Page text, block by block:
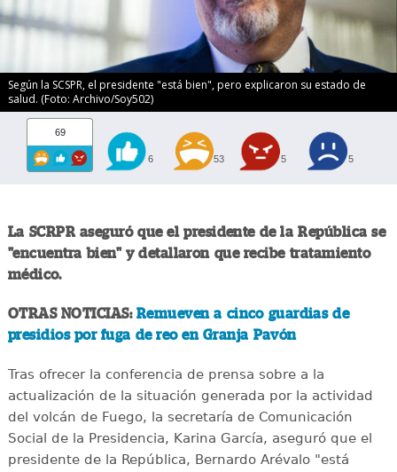
Según la SCSPR, el presidente "está bien", pero explicaron su estado de
salud. (Foto: Archivo/Soy502)
69
6 53 5 5
La SCRPR aseguró que el presidente de la República se
"encuentra bien" y detallaron que recibe tratamiento
médico.
OTRAS NOTICIAS: Remueven a cinco guardias de
presidios por fuga de reo en Granja Pavón
Tras ofrecer la conferencia de prensa sobre a la
actualización de la situación generada por la actividad
del volcán de Fuego, la secretaría de Comunicación
Social de la Presidencia, Karina García, aseguró que el
presidente de la República, Bernardo Arévalo "está